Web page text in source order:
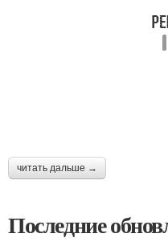
читать дальше →
Последние